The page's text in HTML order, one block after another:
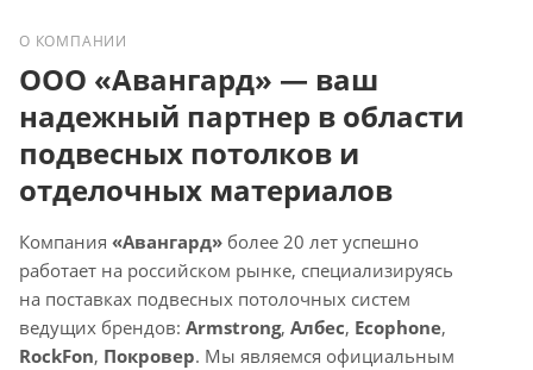
О КОМПАНИИ
ООО «Авангард» — ваш
надежный партнер в области
подвесных потолков и
отделочных материалов
Компания «Авангард» более 20 лет успешно
работает на российском рынке, специализируясь
на поставках подвесных потолочных систем
ведущих брендов: Armstrong, Албес, Ecophone,
RockFon, Покровер. Мы являемся официальным